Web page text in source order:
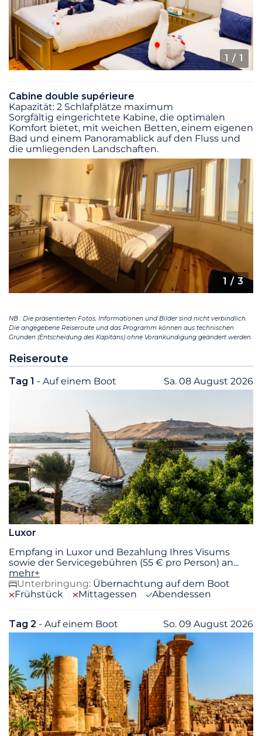
1 / 1
Cabine double supérieure
Kapazität: 2 Schlafplätze maximum
Sorgfältig eingerichtete Kabine, die optimalen
Komfort bietet, mit weichen Betten, einem eigenen
Bad und einem Panoramablick auf den Fluss und
die umliegenden Landschaften.
1 / 3
NB : Die präsentierten Fotos, Informationen und Bilder sind nicht verbindlich.
Die angegebene Reiseroute und das Programm können aus technischen
Gründen (Entscheidung des Kapitäns) ohne Vorankündigung geändert werden.
Reiseroute
Tag 1 - Auf einem Boot Sa. 08 August 2026
Luxor
Empfang in Luxor und Bezahlung Ihres Visums
sowie der Servicegebühren (55 € pro Person) an...
mehr+
Unterbringung: Übernachtung auf dem Boot
Frühstück
Mittagessen Abendessen
Tag 2 - Auf einem Boot So. 09 August 2026